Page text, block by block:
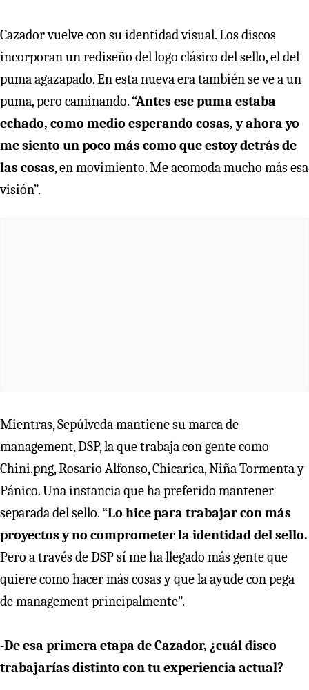
Cazador vuelve con su identidad visual. Los discos
incorporan un rediseño del logo clásico del sello, el del
puma agazapado. En esta nueva era también se ve a un
puma, pero caminando.“Antes ese puma estaba
echado, como medio esperando cosas, y ahora yo
me siento un poco más como que estoy detrás de
las cosas, en movimiento. Me acomoda mucho más esa
visión”.
Mientras, Sepúlveda mantiene su marca de
management, DSP, la que trabaja con gente como
Chini.png, Rosario Alfonso, Chicarica, Niña Tormenta y
Pánico. Una instancia que ha preferido mantener
separada del sello.“Lo hice para trabajar con más
proyectos y no comprometer la identidad del sello.
Pero a través de DSP sí me ha llegado más gente que
quiere como hacer más cosas y que la ayude con pega
de management principalmente”.
-De esa primera etapa de Cazador, ¿cuál disco
trabajarías distinto con tu experiencia actual?